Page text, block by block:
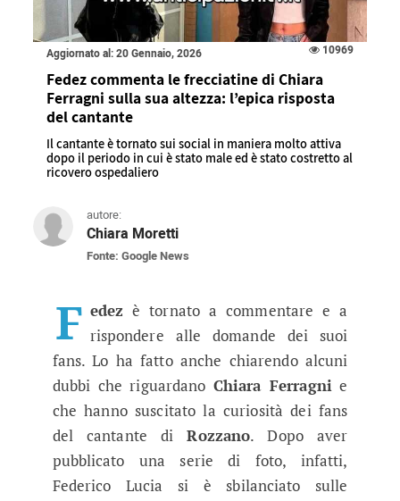
Aggiornato al: 20 Gennaio, 2026 10969
Fedez commenta le frecciatine di Chiara
Ferragni sulla sua altezza: l’epica risposta
del cantante
Il cantante è tornato sui social in maniera molto attiva
dopo il periodo in cui è stato male ed è stato costretto al
ricovero ospedaliero
autore:
Chiara Moretti
Fonte: Google News
Fedez commenta le frecciatine
F edez è tornato a commentare e a
rispondere alle domande dei suoi
fans. Lo ha fatto anche chiarendo alcuni
dubbi che riguardano Chiara Ferragnie
che hanno suscitato la curiosità dei fans
del cantante diRozzano. Dopo aver
pubblicato una serie di foto, infatti,
Federico Lucia si è sbilanciato sulle